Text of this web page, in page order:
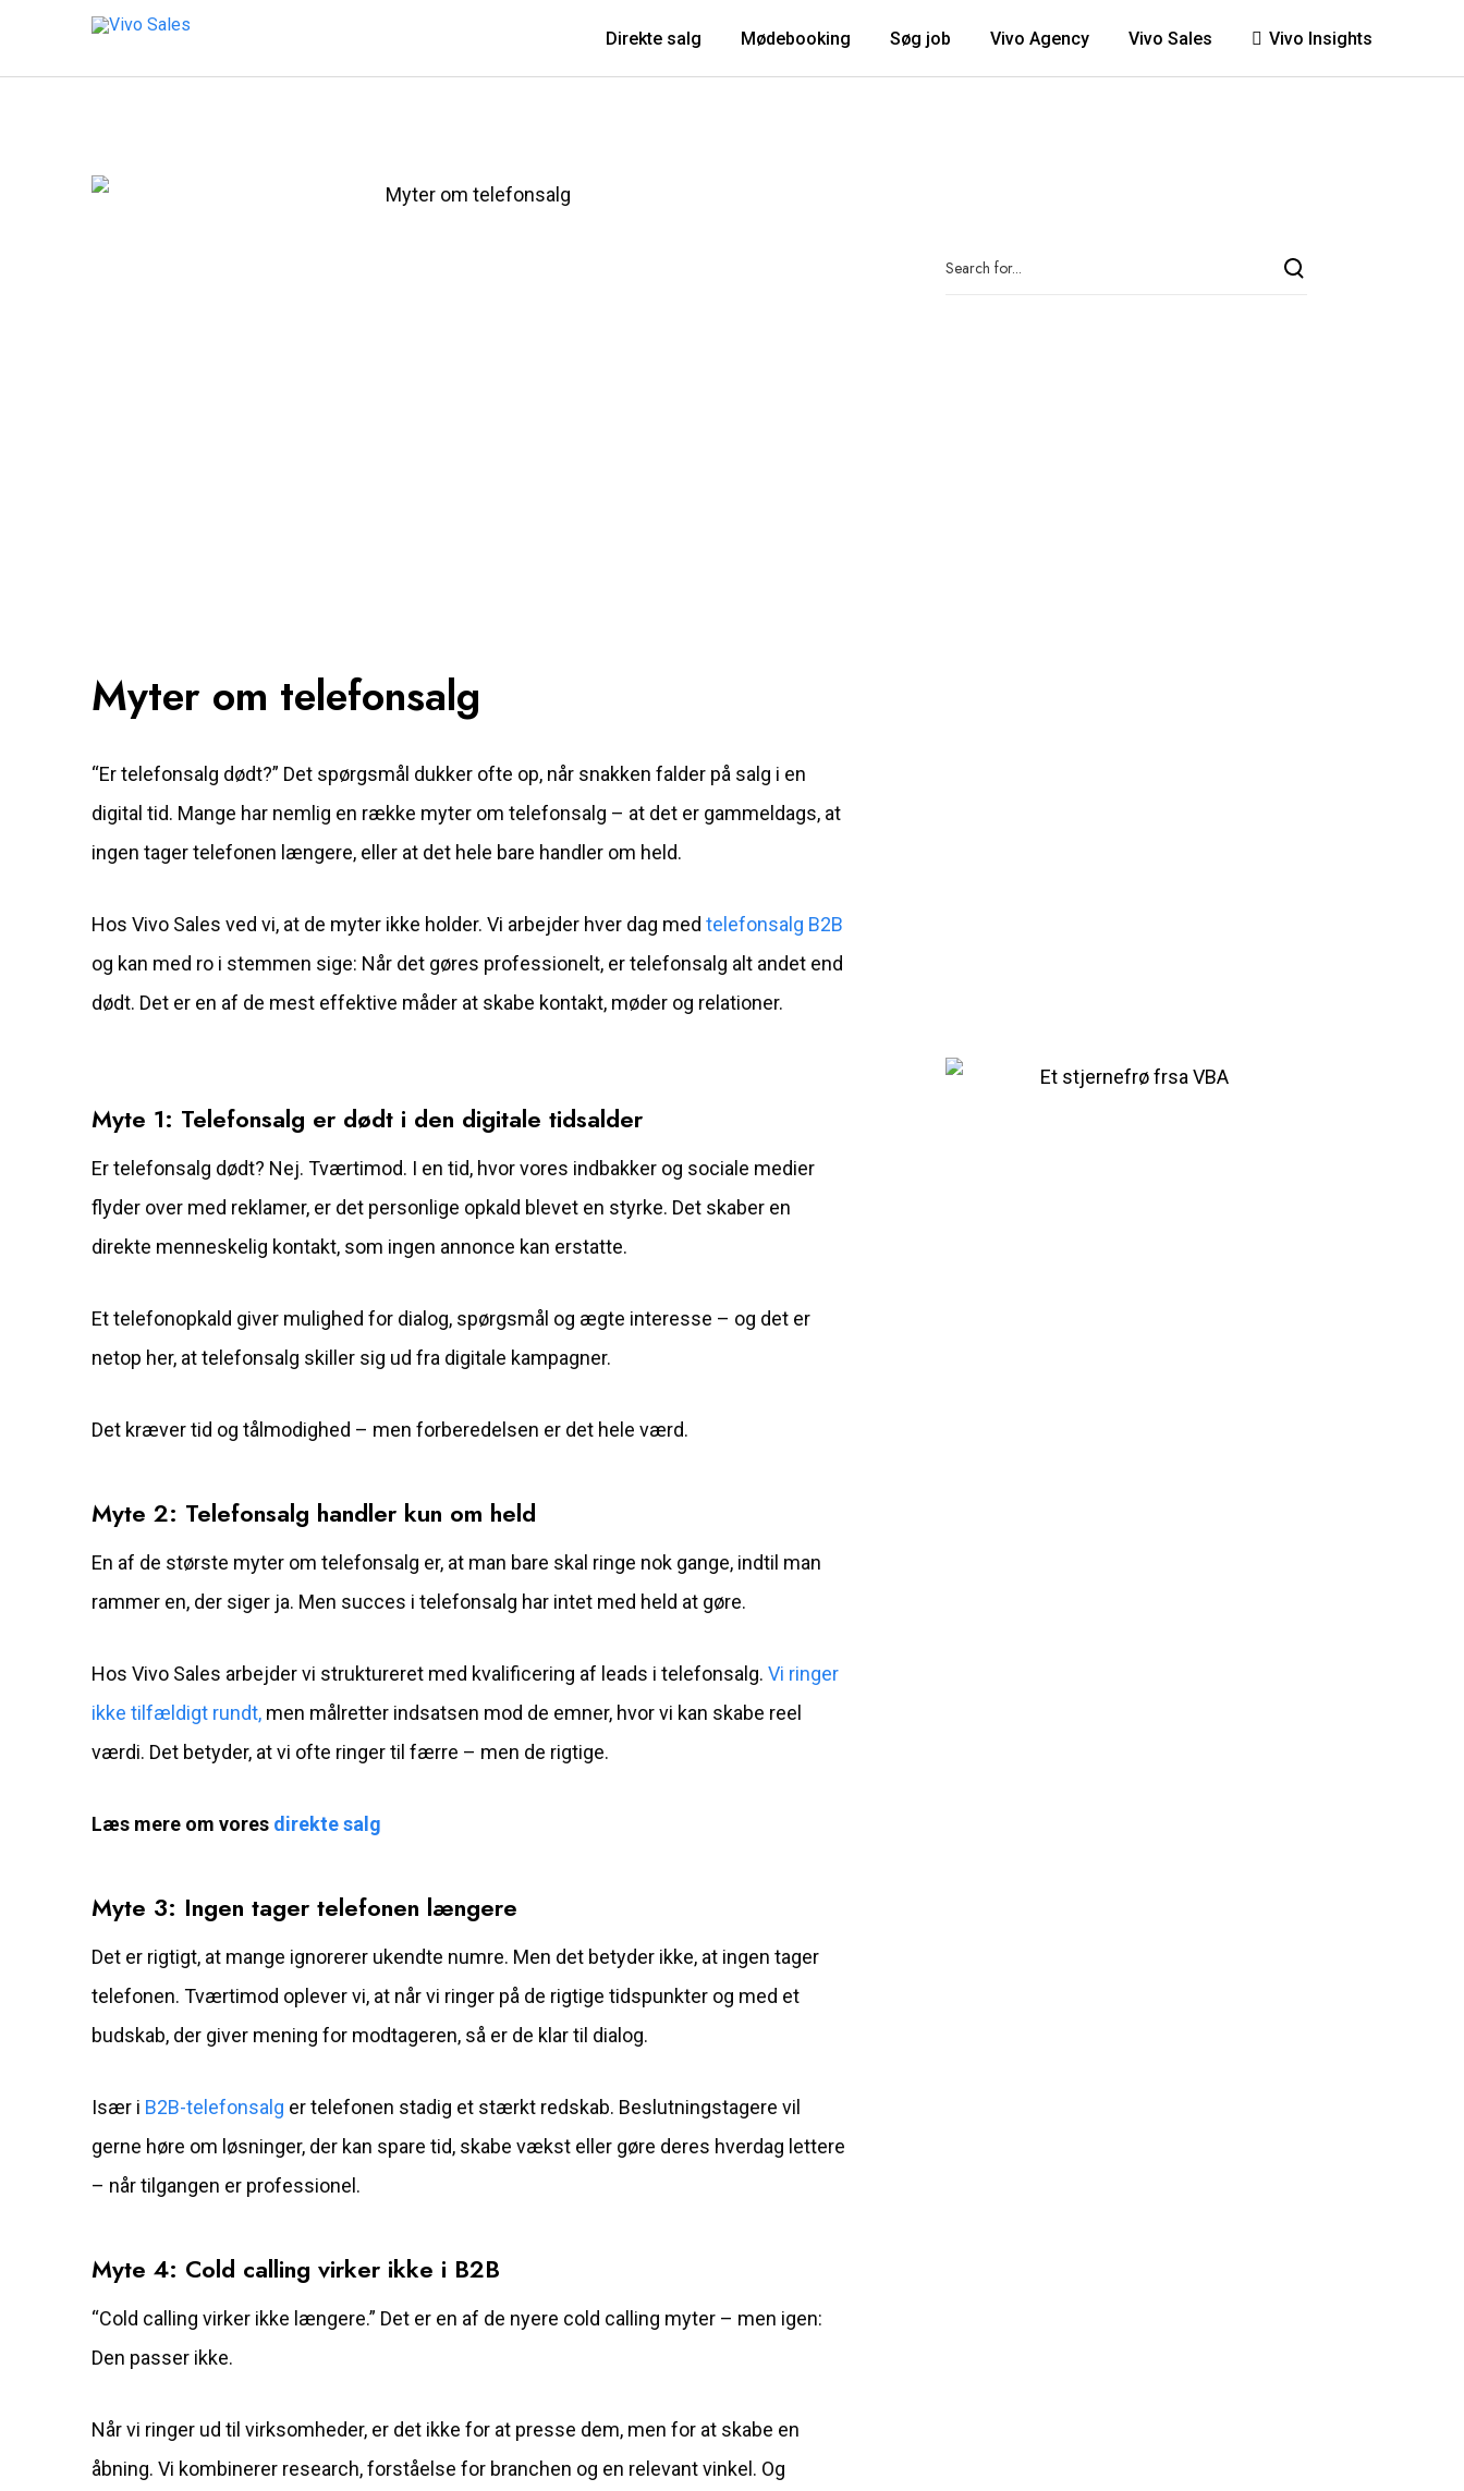
Direkte salg Mødebooking Søg job Vivo Agency Vivo Sales Vivo Insights
Myter om telefonsalg
“Er telefonsalg dødt?” Det spørgsmål dukker ofte op, når snakken falder på salg i en
digital tid. Mange har nemlig en række myter om telefonsalg – at det er gammeldags, at
ingen tager telefonen længere, eller at det hele bare handler om held.
Hos Vivo Sales ved vi, at de myter ikke holder. Vi arbejder hver dag med telefonsalg B2B
og kan med ro i stemmen sige: Når det gøres professionelt, er telefonsalg alt andet end
dødt. Det er en af de mest effektive måder at skabe kontakt, møder og relationer.
Myte 1: Telefonsalg er dødt i den digitale tidsalder
Ertelefonsalg dødt? Nej. Tværtimod. I en tid, hvor vores indbakker og sociale medier
flyder over med reklamer, er det personlige opkald blevet en styrke. Det skaber en
direkte menneskelig kontakt, som ingen annonce kan erstatte.
Et telefonopkald giver mulighed for dialog, spørgsmål og ægte interesse – og det er
netop her, at telefonsalg skiller sig ud fra digitale kampagner.
Det kræver tid og tålmodighed – men forberedelsen er det hele værd.
Myte 2: Telefonsalg handler kun om held
En af de største myter om telefonsalg er, at man bare skal ringe nok gange, indtil man
rammer en, der siger ja. Men succes i telefonsalg har intet med held at gøre.
Hos Vivo Sales arbejder vi struktureret med kvalificering af leads i telefonsalg. Vi ringer
ikke tilfældigt rundt, men målretter indsatsen mod de emner, hvor vi kan skabe reel
værdi. Det betyder, at vi ofte ringer til færre – men de rigtige.
Læs mere om vores direkte salg
Myte 3: Ingen tager telefonen længere
Det er rigtigt, at mange ignorerer ukendte numre. Men det betyder ikke, at ingen tager
telefonen. Tværtimod oplever vi, at når vi ringer på de rigtige tidspunkter og med et
budskab, der giver mening for modtageren, så er de klar til dialog.
Især i B2B-telefonsalg er telefonen stadig et stærkt redskab. Beslutningstagere vil
gerne høre om løsninger, der kan spare tid, skabe vækst eller gøre deres hverdag lettere
– når tilgangen er professionel.
Myte 4: Cold calling virker ikke i B2B
“Cold calling virker ikke længere.” Det er en af de nyere cold calling myter – men igen:
Den passer ikke.
Når vi ringer ud til virksomheder, er det ikke for at presse dem, men for at skabe en
åbning. Vi kombinerer research, forståelse for branchen og en relevant vinkel. Og